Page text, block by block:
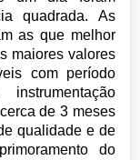
quadrada. As
as que melhor
maiores valores
com período
de 3 meses
qualidade e de
do